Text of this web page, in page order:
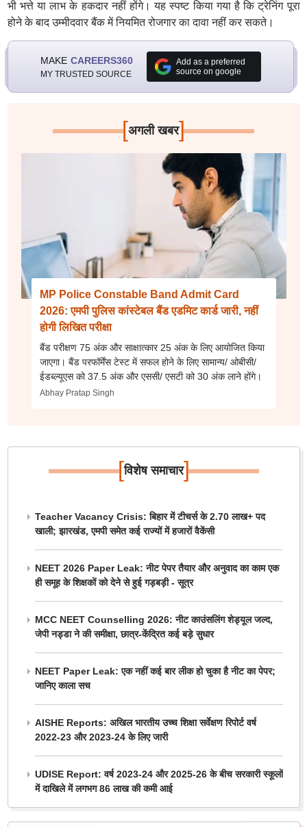
भी भत्ते या लाभ के हकदार नहीं होंगे। यह स्पष्ट किया गया है कि ट्रेनिंग पूरा
होने के बाद उम्मीदवार बैंक में नियमित रोजगार का दावा नहीं कर सकते।
MAKE CAREERS360
MY TRUSTED SOURCE
Add as a preferred
source on google
[अगली खबर]
MP Police Constable Band Admit Card
2026: एमपी पुलिस कांस्टेबल बैंड एडमिट कार्ड जारी, नहीं
होगी लिखित परीक्षा
बैंड परीक्षण 75 अंक और साक्षात्कार 25 अंक के लिए आयोजित किया
जाएगा। बैंड परफॉर्मेंस टेस्ट में सफल होने के लिए सामान्य/ ओबीसी/
ईडब्ल्यूएस को 37.5 अंक और एससी/ एसटी को 30 अंक लाने होंगे।
Abhay Pratap Singh
[विशेष समाचार]
Teacher Vacancy Crisis: बिहार में टीचर्स के 2.70 लाख+ पद
खाली; झारखंड, एमपी समेत कई राज्यों में हजारों वैकेंसी
NEET 2026 Paper Leak: नीट पेपर तैयार और अनुवाद का काम एक
ही समूह के शिक्षकों को देने से हुई गड़बड़ी - सूत्र
MCC NEET Counselling 2026: नीट काउंसलिंग शेड्यूल जल्द,
जेपी नड्डा ने की समीक्षा, छात्र-केंद्रित कई बड़े सुधार
NEET Paper Leak: एक नहीं कई बार लीक हो चुका है नीट का पेपर;
जानिए काला सच
AISHE Reports: अखिल भारतीय उच्च शिक्षा सर्वेक्षण रिपोर्ट वर्ष
2022-23 और 2023-24 के लिए जारी
UDISE Report: वर्ष 2023-24 और 2025-26 के बीच सरकारी स्कूलों
में दाखिले में लगभग 86 लाख की कमी आई